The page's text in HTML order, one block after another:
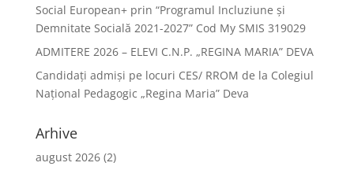
Social European+ prin “Programul Incluziune și
Demnitate Socială 2021-2027” Cod My SMIS 319029
ADMITERE 2026 – ELEVI C.N.P. „REGINA MARIA” DEVA
Candidați admiși pe locuri CES/ RROM de la Colegiul
Național Pedagogic „Regina Maria” Deva
Arhive
august 2026(2)